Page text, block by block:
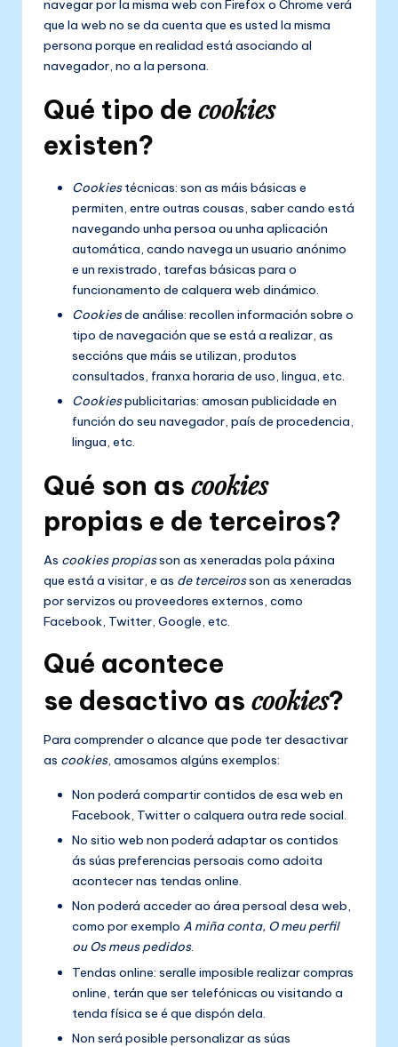
navegar por la misma web con Firefox o Chrome verá
que la web no se da cuenta que es usted la misma
persona porque en realidad está asociando al
navegador, no a la persona.
Qué tipo de cookies
existen?
Cookiestécnicas: son as máis básicas e
permiten, entre outras cousas, saber cando está
navegando unha persoa ou unha aplicación
automática, cando navega un usuario anónimo
e un rexistrado, tarefas básicas para o
funcionamento de calquera web dinámico.
Cookiesde análise: recollen información sobre o
tipo de navegación que se está a realizar, as
seccións que máis se utilizan, produtos
consultados, franxa horaria de uso, lingua, etc.
Cookiespublicitarias: amosan publicidade en
función do seu navegador, país de procedencia,
lingua, etc.
Qué son as cookies
propias e de terceiros?
As cookies propiasson as xeneradas pola páxina
que está a visitar, e as de terceirosson as xeneradas
por servizos ou proveedores externos, como
Facebook, Twitter, Google, etc.
Qué acontece
se desactivo as cookies?
Para comprender o alcance que pode ter desactivar
as cookies, amosamos algúns exemplos:
Non poderá compartir contidos de esa web en
Facebook, Twitter o calquera outra rede social.
No sitio web non poderá adaptar os contidos
ás súas preferencias persoais como adoita
acontecer nas tendas online.
Non poderá acceder ao área persoal desa web,
como por exemplo A miña conta, O meu perfil
ou Os meuspedidos.
Tendas online: seralle imposible realizar compras
online, terán que ser telefónicas ou visitando a
tenda física se é que dispón dela.
Non será posible personalizar as súas